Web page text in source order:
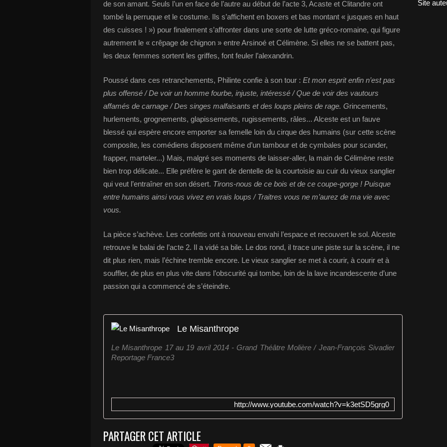
de son amant. Seuls l’un en face de l’autre au début de l’acte 3, Acaste et Clitandre ont
tombé la perruque et le costume. Ils s’affichent en boxers et bas montant « jusques en haut
des cuisses ! ») pour finalement s’affronter dans une sorte de lutte gréco-romaine, qui figure
autrement le « crêpage de chignon » entre Arsinoé et Célimène. Si elles ne se battent pas,
les deux femmes sortent les griffes, font feuler l’alexandrin.
Poussé dans ces retranchements, Philinte confie à son tour : Et mon esprit enfin n’est pas
plus offensé / De voir un homme fourbe, injuste, intéressé / Que de voir des vautours
affamés de carnage / Des singes malfaisants et des loups pleins de rage. Grincements,
hurlements, grognements, glapissements, rugissements, râles... Alceste est un fauve
blessé qui espère encore emporter sa femelle loin du cirque des humains (sur cette scène
composite, les comédiens disposent même d’un tambour et de cymbales pour scander,
frapper, marteler...) Mais, malgré ses moments de laisser-aller, la main de Célimène reste
bien trop délicate... Elle préfère le gant de dentelle de la courtoisie au cuir du vieux sanglier
qui veut l’entraîner en son désert. Tirons-nous de ce bois et de ce coupe-gorge ! Puisque
entre humains ainsi vous vivez en vrais loups / Traitres vous ne m’aurez de ma vie avec
vous.
La pièce s’achève. Les confettis ont à nouveau envahi l’espace et recouvert le sol. Alceste
retrouve le balai de l’acte 2. Il a vidé sa bile. Le dos rond, il trace une piste sur la scène, il ne
dit plus rien, mais l’échine tremble encore. Le vieux sanglier se met à courir, à courir et à
souffler, de plus en plus vite dans l’obscurité qui tombe, loin de la lave incandescente d’une
passion qui a commencé de s’éteindre.
Le Misanthrope
Le Misanthrope 17 au 19 avril 2014 - Grand Théâtre Molière / Jean-François Sivadier
Reportage France3
http://www.youtube.com/watch?v=k3etSD5grg0
PARTAGER CET ARTICLE
Site